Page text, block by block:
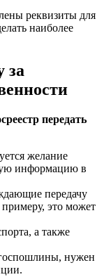
реквизиты для
наиболее
за
передать
желание
информацию в
передачу
это может
а также
нужен